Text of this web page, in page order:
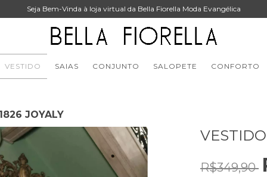
Seja Bem-Vinda à loja virtual da Bella Fiorella Moda Evangélica
VESTIDO SAIAS CONJUNTO SALOPETE CONFORTO
JOYALY
R$349,90